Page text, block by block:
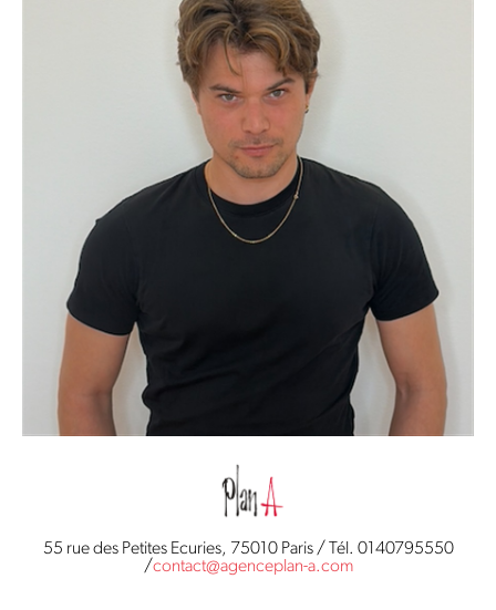
55 rue des Petites Ecuries, 75010 Paris / Tél. 0140795550
/contact@agenceplan-a.com